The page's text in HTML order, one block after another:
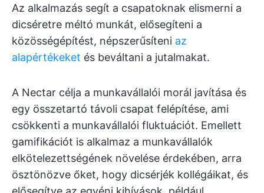
Az alkalmazás segít a csapatoknak elismerni a
dicséretre méltó munkát, elősegíteni a
közösségépítést, népszerűsíteni az
alapértékeket és beváltani a jutalmakat.
A Nectar célja a munkavállalói morál javítása és
egy összetartó távoli csapat felépítése, ami
csökkenti a munkavállalói fluktuációt. Emellett
gamifikációt is alkalmaz a munkavállalók
elkötelezettségének növelése érdekében, arra
ösztönözve őket, hogy dicsérjék kollégáikat, és